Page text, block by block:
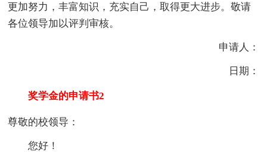
更加努力，丰富知识，充实自己，取得更大进步。敬请
各位领导加以评判审核。
申请人：
日期：
奖学金的申请书2
尊敬的校领导：
您好！